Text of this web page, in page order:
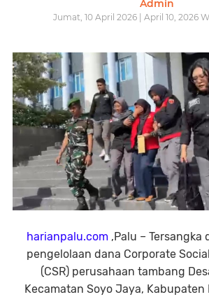
Admin
Jumat, 10 April 2026 | April 10, 2026
harianpalu.com ,Palu – Tersangka
pengelolaan dana Corporate
(CSR) perusahaan tambang
Kecamatan Soyo Jaya, Kabupaten